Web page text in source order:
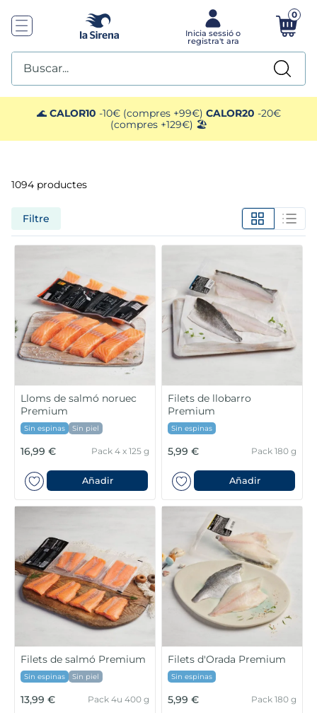
0
Buscar...
🌊 CALOR10 -10€ (compres +99€) CALOR20 -20€
(compres +129€) 🏖️
1094 productes
Filtre
Lloms de salmó noruec
Premium
Sin espinas Sin piel
16,99 € Pack 4 x 125 g
Añadir
Filets de llobarro
Premium
Sin espinas
5,99 € Pack 180 g
Añadir
Filets de salmó Premium
Sin espinas Sin piel
13,99 € Pack 4u 400 g
Filets d'Orada Premium
Sin espinas
5,99 € Pack 180 g
TOP SEARCHES
1. mejillones
2 pimientos
mango
4. edamame
ensaladilla
6 gelats sirena
7. menus
8. calamar sirena
. salmó premium
10. helados polos